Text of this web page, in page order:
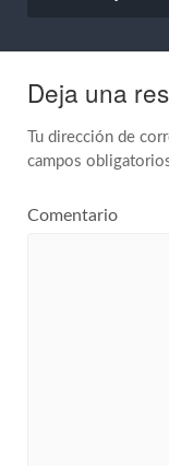
Deja una
Tu dirección de
campos
Comentario